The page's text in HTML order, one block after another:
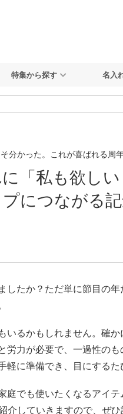
特集から探す 名入
分かった。これが喜ばれる周
「私も欲し
につながる
たか？ただ単に節目の
いるかもしれません。確
力が必要で、一過性の
に準備でき、目にするた
でも使いたくなるアイ
していきますので、ぜひ